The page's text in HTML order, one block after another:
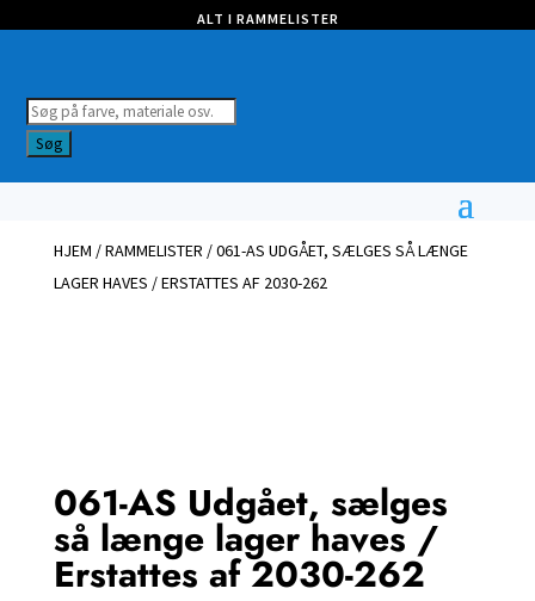
ALT I RAMMELISTER
Products
search
Søg
HJEM /RAMMELISTER / 061-AS UDGÅET, SÆLGES SÅ LÆNGE
LAGER HAVES / ERSTATTES AF 2030-262
061-AS Udgået, sælges
så længe lager haves /
Erstattes af 2030-262